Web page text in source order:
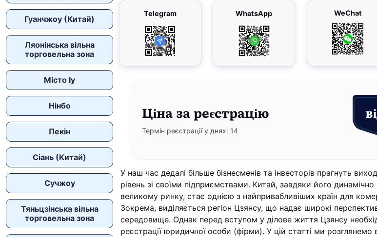
Гуанчжоу (Китай)
Ляонінська вільна
торговельна зона
Місто Іу
Нінбо
Пекін
Сіань (Китай)
Сучжоу
Тяньцзінська вільна
торговельна зона
Telegram WhatsApp WeChat
Ціна за реєстрацію
Термін реєстрації у днях: 14
У наш час дедалі більше бізнесменів та інвесторів прагнуть
рівень зі своїми підприємствами. Китай, завдяки його динамічно
великому ринку, стає однією з найпривабливіших країн для
Зокрема, виділяється регіон Цзянсу, що надає широкі
середовище. Однак перед вступом у ділове життя Цзянсу
реєстрації юридичної особи (фірми). У цій статті ми розглянемо